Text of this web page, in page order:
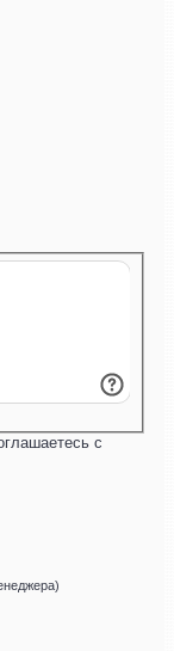
с